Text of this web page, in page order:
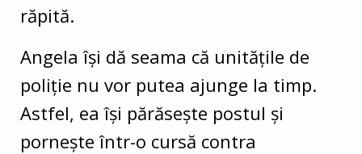
răpită.
Angela își dă seama că unitățile de
poliție nu vor putea ajunge la timp.
Astfel, ea își părăsește postul și
pornește într-o cursă contra